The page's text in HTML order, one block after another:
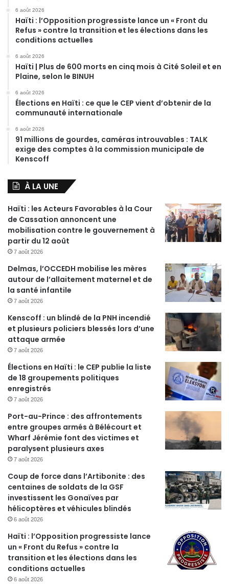
6 août 2026
Haïti : l’Opposition progressiste lance un « Front du
Refus » contre la transition et les élections dans les
conditions actuelles
6 août 2026
Haïti | Plus de 600 morts en cinq mois à Cité Soleil et en
Plaine, selon le BINUH
6 août 2026
Élections en Haïti : ce que le CEP vient d’obtenir de la
communauté internationale
6 août 2026
91 millions de gourdes, caméras introuvables : TALK
exige des comptes à la commission municipale de
Kenscoff
À LA UNE
Haïti : les Acteurs Favorables à la Cour
de Cassation annoncent une
mobilisation contre le gouvernement à
partir du 12 août
7 août 2026
Delmas, l’OCCEDH mobilise les mères
autour de l’allaitement maternel et de
la santé infantile
7 août 2026
Kenscoff : un blindé de la PNH incendié
et plusieurs policiers blessés lors d’une
attaque armée
7 août 2026
Élections en Haïti : le CEP publie la liste
de 18 groupements politiques
enregistrés
7 août 2026
Port-au-Prince : des affrontements
entre groupes armés à Bélécourt et
Wharf Jérémie font des victimes et
paralysent plusieurs axes
7 août 2026
Coup de force dans l’Artibonite : des
centaines de soldats de la GSF
investissent les Gonaïves par
hélicoptères et véhicules blindés
6 août 2026
Haïti : l’Opposition progressiste lance
un « Front du Refus » contre la
transition et les élections dans les
conditions actuelles
6 août 2026